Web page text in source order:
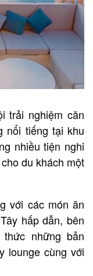
trải nghiệm căn
nổi tiếng tại khu
nhiều tiện nghi
du khách một
với các món ăn
hấp dẫn, bên
những bản
lounge cùng với